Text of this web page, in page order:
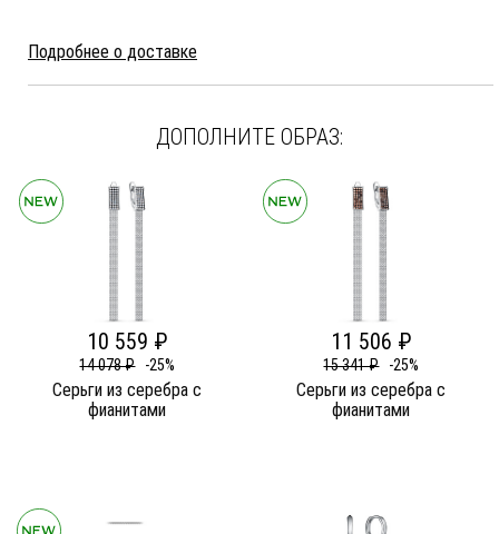
Подробнее о доставке
ДОПОЛНИТЕ ОБРАЗ:
10 559 ₽
14 078 ₽ -25%
Серьги из серебра c
фианитами
11 506 ₽
15 341 ₽ -25%
Серьги из серебра c
фианитами